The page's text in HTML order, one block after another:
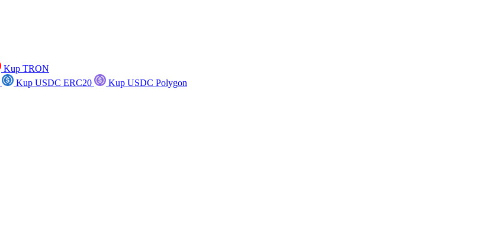
Kup TRON
Kup USDC ERC20
Kup USDC Polygon